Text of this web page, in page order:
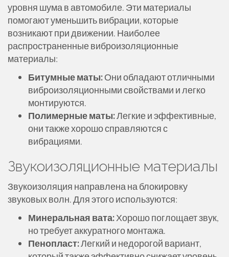
уровня шума в автомобиле. Эти материалы
помогают уменьшить вибрации, которые
возникают при движении. Наиболее
распространенные виброизоляционные
материалы:
Битумные маты:Они обладают отличными
виброизоляционными свойствами и легко
монтируются.
Полимерные маты:Легкие и эффективные,
они также хорошо справляются с
вибрациями.
Звукоизоляционные материалы
Звукоизоляция направлена на блокировку
звуковых волн. Для этого используются:
Минеральная вата:Хорошо поглощает звук,
но требует аккуратного монтажа.
Пенопласт:Легкий и недорогой вариант,